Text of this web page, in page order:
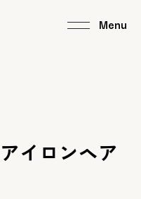
イロンヘア